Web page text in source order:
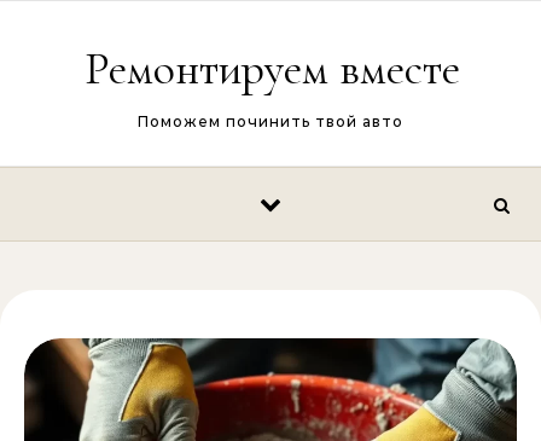
Ремонтируем вместе
Поможем починить твой авто